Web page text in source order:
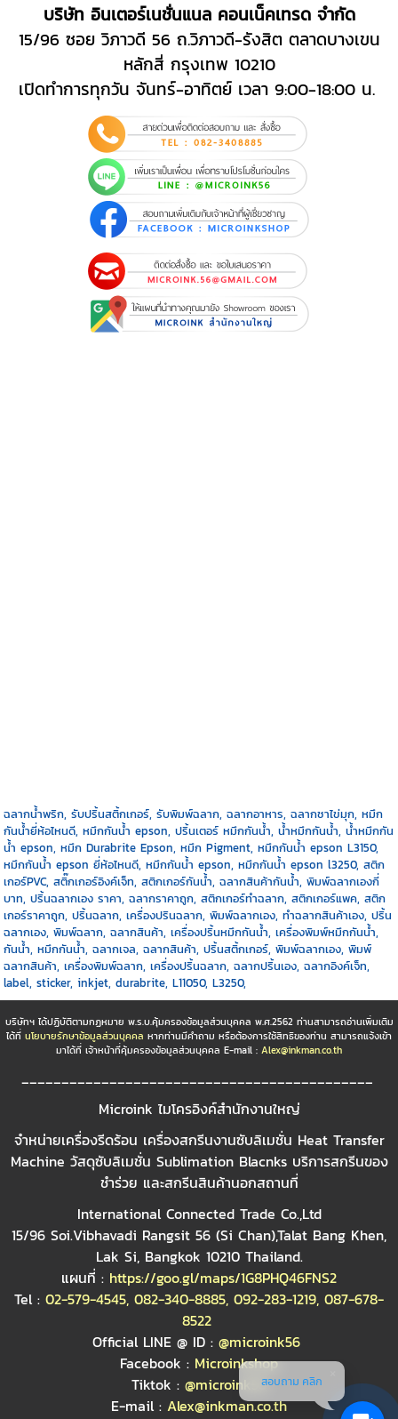
บริษัท อินเตอร์เนชั่นแนล คอนเน็คเทรด จำกัด
15/96 ซอย วิภาวดี 56 ถ.วิภาวดี-รังสิต ตลาดบางเขน
หลักสี่ กรุงเทพ 10210
เปิดทำการทุกวัน จันทร์-อาทิตย์ เวลา 9:00-18:00 น.
ฉลากน้ำพริก, รับปริ้นสติ้กเกอร์, รับพิมพ์ฉลาก, ฉลากอาหาร, ฉลากชาไข่มุก, หมึก
กันน้ำยี่ห้อไหนดี, หมึกกันน้ำ epson, ปริ้นเตอร์ หมึกกันน้ำ, น้ำหมึกกันน้ำ, น้ำหมึกกัน
น้ำ epson, หมึก Durabrite Epson, หมึก Pigment, หมึกกันน้ำ epson L3150,
หมึกกันน้ำ epson ยี่ห้อไหนดี, หมึกกันน้ำ epson, หมึกกันน้ำ epson l3250, สติก
เกอร์PVC, สติ๊กเกอร์อิงค์เจ็ท, สติกเกอร์กันน้ำ, ฉลากสินค้ากันน้ำ, พิมพ์ฉลากเองกี่
บาท, ปริ้นฉลากเอง ราคา, ฉลากราคาถูก, สติกเกอร์ทำฉลาก, สติกเกอร์แพค, สติก
เกอร์ราคาถูก, ปริ้นฉลาก, เครื่องปรินฉลาก, พิมพ์ฉลากเอง, ทำฉลากสินค้าเอง, ปริ้น
ฉลากเอง, พิมพ์ฉลาก, ฉลากสินค้า, เครื่องปริ้นหมึกกันน้ำ, เครื่องพิมพ์หมึกกันน้ำ,
กันน้ำ, หมึกกันน้ำ, ฉลากเจล, ฉลากสินค้า, ปริ้นสติ้กเกอร์, พิมพ์ฉลากเอง, พิมพ์
ฉลากสินค้า, เครื่องพิมพ์ฉลาก, เครื่องปริ้นฉลาก, ฉลากปริ้นเอง, ฉลากอิงค์เจ็ท,
label, sticker, inkjet, durabrite, L11050, L3250,
บริษัทฯ ได้ปฏิบัติตามกฏหมาย พ.ร.บ.คุ้มครองข้อมูลส่วนบุคคล พ.ศ.2562 ท่านสามารถอ่านเพิ่มเติม
ได้ที่ นโยบายรักษาข้อมูลส่วนบุคคล หากท่านมีคำถาม หรือต้องการใช้สิทธิของท่าน สามารถแจ้งเข้า
มาได้ที่ เจ้าหน้าที่คุ้มครองข้อมูลส่วนบุคคล E-mail : Alex@inkman.co.th
____________________________________________
Microink ไมโครอิงค์สำนักงานใหญ่
จำหน่ายเครื่องรีดร้อน เครื่องสกรีนงานซับลิเมชั่น Heat Transfer
Machine วัสดุซับลิเมชั่น Sublimation Blacnks บริการสกรีนของ
ชำร่วย และสกรีนสินค้านอกสถานที่
International Connected Trade Co.,Ltd
15/96 Soi.Vibhavadi Rangsit 56 (Si Chan),Talat Bang Khen,
Lak Si, Bangkok 10210 Thailand.
แผนที่ : https://goo.gl/maps/1G8PHQ46FNS2
Tel : 02-579-4545, 082-340-8885, 092-283-1219, 087-678-
8522
Official LINE @ ID : @microink56
Facebook : Microinkshop
Tiktok : @microink56
E-mail : Alex@inkman.co.th
สอบถาม คลิก